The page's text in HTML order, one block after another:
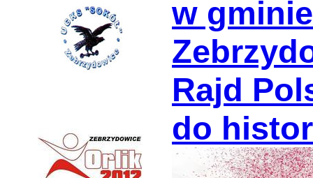
w gminie
Rajd
do